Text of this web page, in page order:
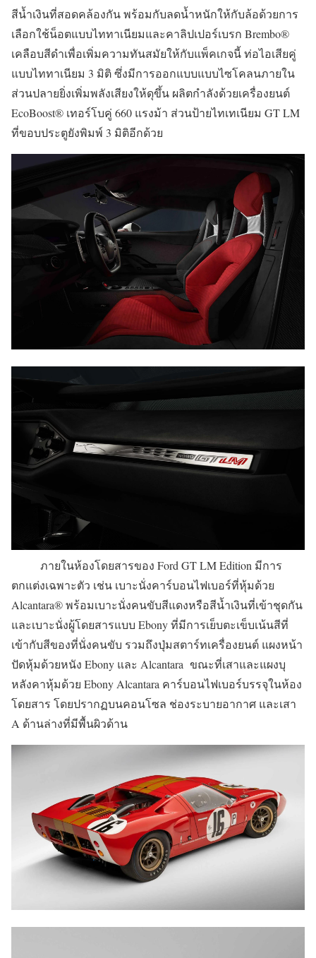
สีน้ำเงินที่สอดคล้องกัน พร้อมกับลดน้ำหนักให้กับล้อด้วยการ
เลือกใช้น็อตแบบไททาเนียมและคาลิปเปอร์เบรก Brembo®
เคลือบสีดำเพื่อเพิ่มความทันสมัยให้กับแพ็คเกจนี้ ท่อไอเสียคู่
แบบไททาเนียม 3 มิติ ซึ่งมีการออกแบบแบบไซโคลนภายใน
ส่วนปลายยิ่งเพิ่มพลังเสียงให้ดุขึ้น ผลิตกำลังด้วยเครื่องยนต์
EcoBoost® เทอร์โบคู่ 660 แรงม้า ส่วนป้ายไทเทเนียม GT LM
ที่ขอบประตูยังพิมพ์ 3 มิติอีกด้วย
ภายในห้องโดยสารของ Ford GT LM Edition มีการ
ตกแต่งเฉพาะตัว เช่น เบาะนั่งคาร์บอนไฟเบอร์ที่หุ้มด้วย
Alcantara® พร้อมเบาะนั่งคนขับสีแดงหรือสีน้ำเงินที่เข้าชุดกัน
และเบาะนั่งผู้โดยสารแบบ Ebony ที่มีการเย็บตะเข็บเน้นสีที่
เข้ากับสีของที่นั่งคนขับ รวมถึงปุ่มสตาร์ทเครื่องยนต์ แผงหน้า
ปัดหุ้มด้วยหนัง Ebony และ Alcantara ขณะที่เสาและแผงบุ
หลังคาหุ้มด้วย Ebony Alcantara คาร์บอนไฟเบอร์บรรจุในห้อง
โดยสาร โดยปรากฏบนคอนโซล ช่องระบายอากาศ และเสา
A ด้านล่างที่มีพื้นผิวด้าน